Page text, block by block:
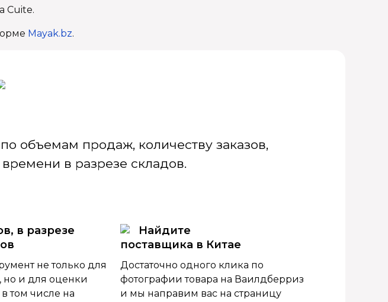
Cuite.
Mayak.bz.
объемам продаж, количеству заказов,
в разрезе складов.
в разрезе
не только для
но и для оценки
том числе на
Найдите
поставщика в Китае
Достаточно одного клика по
фотографии товара на Ваилдберриз
и мы направим вас на страницу